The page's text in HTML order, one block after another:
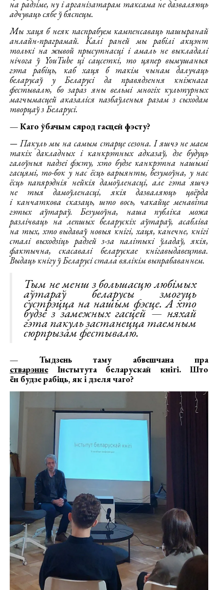
на радзіме, ну і арганізатарам таксама не дазваляюць
адчуваць сябе ў бяспецы.
Мы хаця б неяк паспрабуем кампенсаваць пашыранай
анлайн-праграмай. Калі раней мы рабілі акцэнт
толькі на жывой прысутнасці і амаль не выкладалі
нічога ў YouTube ці сацсеткі, то цяпер вымушаныя
гэта рабіць, каб хаця б такім чынам далучаць
беларусаў у Беларусі да правядзення кніжнага
фестывалю, бо зараз яны вельмі многіх культурных
магчымасцей аказаліся пазбаўленыя разам з сыходам
творцаў з Беларусі.
— Каго ўбачым сярод гасцей фэсту?
— Пакуль мы на самым старце сезона. І яшчэ не маем
такіх дакладных і канкрэтных адказаў, дзе будуць
галоўныя падзеі фэсту, хто будзе канкрэтна нашымі
гасцямі, то-бок у нас ёсць варыянты, безумоўна, у нас
ёсць папярэднія нейкія дамоўленасці, але гэта яшчэ
не тыя дамоўленасці, якія дазваляюць цвёрда
і канчаткова сказаць, што вось, чакайце менавіта
гэтых аўтараў. Безумоўна, наша публіка можа
разлічваць на лепшых беларускіх аўтараў, асабліва
на тых, хто выдаваў новыя кнігі, хаця, канечне, кнігі
сталі выходзіць радзей з-за палітыкі ўладаў, якія,
фактычна, скасавалі беларускае кнігавыдавецтва.
Выдаць кнігу ў Беларусі стала вялікім выпрабаваннем.
Тым не менш з большасцю любімых
аўтараў беларусы змогуць
сустрэцца на нашым фэсце. А хто
будзе з замежных гасцей — няхай
гэта пакуль застанецца таемным
сюрпрызам фестывалю.
— Тыдзень таму абвешчана пра
стварэнне
Інстытута беларускай кнігі. Што
ён будзе рабіць, як і дзеля чаго?